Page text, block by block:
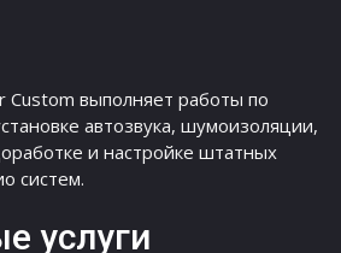
Custom выполняет работы по
автозвука, шумоизоляции,
и настройке штатных
систем.
услуги